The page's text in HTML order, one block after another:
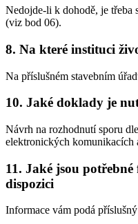
Nedojde-li k dohodě, je třeba
(viz bod 06).
8. Na které instituci
Na příslušném stavebním
10. Jaké doklady je
Návrh na rozhodnutí sporu
elektronických komunikacích
11. Jaké jsou
dispozici
Informace vám podá